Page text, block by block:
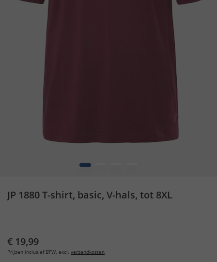
1
JP 1880 T-shirt, basic, V-hals, tot 8XL
€ 19,99
Prijzen inclusief BTW, excl. verzendkosten